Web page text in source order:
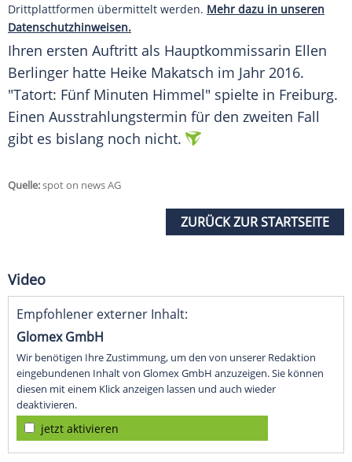
Drittplattformen übermittelt werden. Mehr dazu in unseren
Datenschutzhinweisen.
Ihren ersten Auftritt als Hauptkommissarin Ellen
Berlinger hatte Heike Makatsch im Jahr 2016.
"Tatort: Fünf Minuten Himmel" spielte in Freiburg.
Einen Ausstrahlungstermin für den zweiten Fall
gibt es bislang noch nicht.
Quelle:spot on news AG
ZURÜCK ZUR STARTSEITE
Video
Empfohlener externer Inhalt:
Glomex GmbH
Wir benötigen Ihre Zustimmung, um den von unserer Redaktion
eingebundenen Inhalt von Glomex GmbH anzuzeigen. Sie können
diesen mit einem Klick anzeigen lassen und auch wieder
deaktivieren.
jetzt aktivieren